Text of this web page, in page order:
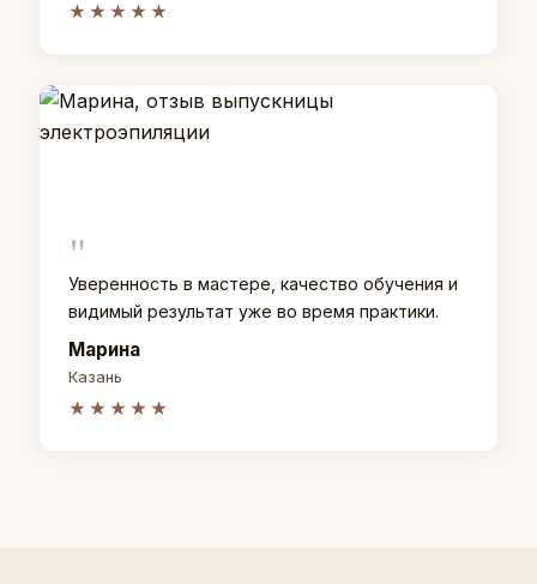
★★★★★
"
Уверенность в мастере, качество обучения и
видимый результат уже во время практики.
Марина
Казань
★★★★★